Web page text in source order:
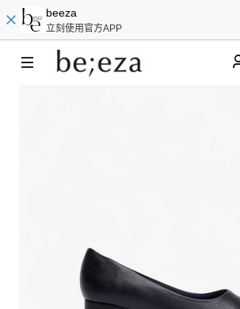
beeza
立刻使用官方APP